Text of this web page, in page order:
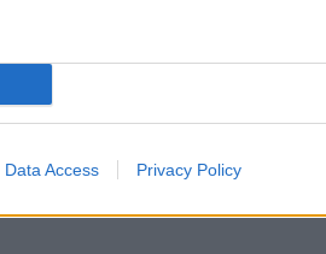
Data Access Privacy Policy